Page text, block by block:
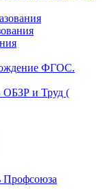
ФГОС.
ОБЗР и Труд (